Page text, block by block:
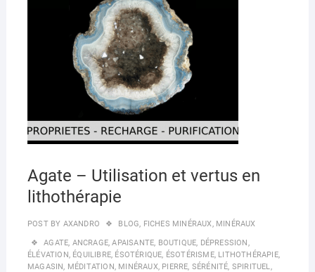
Agate – Utilisation et vertus en
lithothérapie
POST BY AXANDRO BLOG, FICHES MINÉRAUX, MINÉRAUX
AGATE, ANCRAGE,APAISANTE, BOUTIQUE, DÉPRESSION,
ÉLÉVATION, ÉQUILIBRE, ÉSOTÉRIQUE, ÉSOTÉRISME, LITHOTHÉRAPIE,
MAGASIN, MÉDITATION, MINÉRAUX, PIERRE, SÉRÉNITÉ, SPIRITUEL,